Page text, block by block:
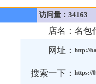
访问量：34163
店名： 名包
网址： http://
搜索一下： https://